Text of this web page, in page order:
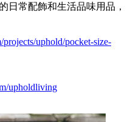
日常配飾和生活品味用品，
uphold/pocket-size-
upholdliving